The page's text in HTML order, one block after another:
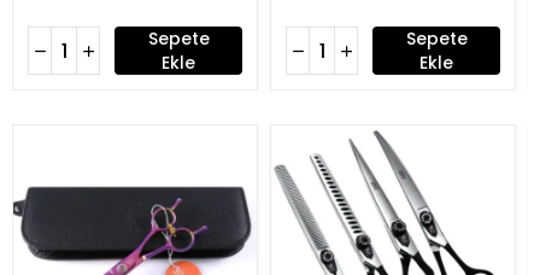
Sepete
Ekle
Sepete
Ekle